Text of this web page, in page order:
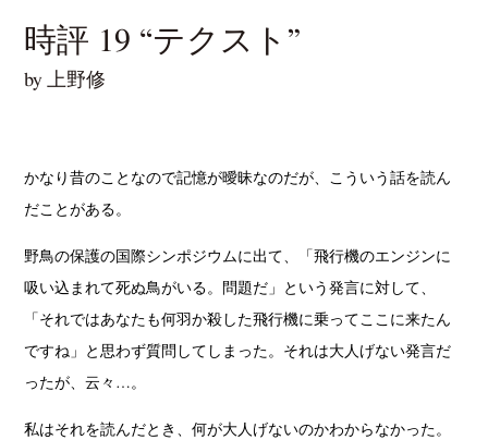
時評 19 “テクスト”
by 上野修
かなり昔のことなので記憶が曖昧なのだが、こういう話を読ん
だことがある。
野鳥の保護の国際シンポジウムに出て、「飛行機のエンジンに
吸い込まれて死ぬ鳥がいる。問題だ」という発言に対して、
「それではあなたも何羽か殺した飛行機に乗ってここに来たん
ですね」と思わず質問してしまった。それは大人げない発言だ
ったが、云々…。
私はそれを読んだとき、何が大人げないのかわからなかった。